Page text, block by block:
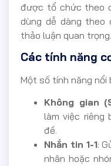
được tổ chức theo
dùng dễ dàng theo
thảo luận quan trọng.
Các tính năng
Một số tính năng nổi
Không gian
làm việc riêng
đề.
Nhắn tin 1-1:
nhân hoặc